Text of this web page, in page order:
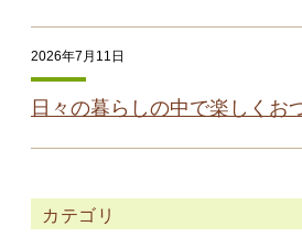
2026年7月11日
日々の暮らしの中で楽しくお
カテゴリ